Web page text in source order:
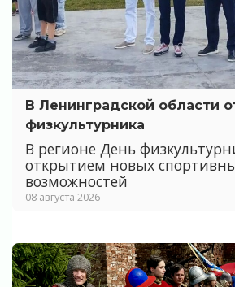
В Ленинградской области
физкультурника
В регионе День
открытием новых
возможностей
08 августа 2026